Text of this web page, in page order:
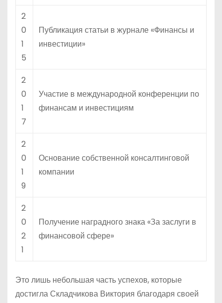
2
0
1
5
Публикация статьи в журнале «Финансы и
инвестиции»
2
0
1
7
Участие в международной конференции по
финансам и инвестициям
2
0
1
9
Основание собственной консалтинговой
компании
2
0
2
1
Получение наградного знака «За заслуги в
финансовой сфере»
Это лишь небольшая часть успехов, которые
достигла Складчикова Виктория благодаря своей